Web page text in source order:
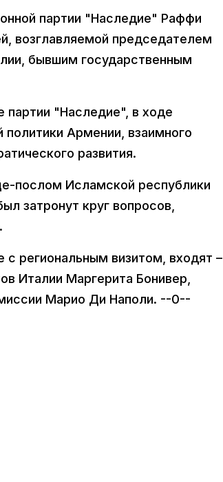
партии "Наследие" Раффи
возглавляемой председателем
бывшим государственным
"Наследие", в ходе
Армении, взаимного
развития.
послом Исламской республики
затронут круг вопросов,
с региональным визитом, входят –
Италии Маргерита Бонивер,
Марио Ди Наполи. --0--